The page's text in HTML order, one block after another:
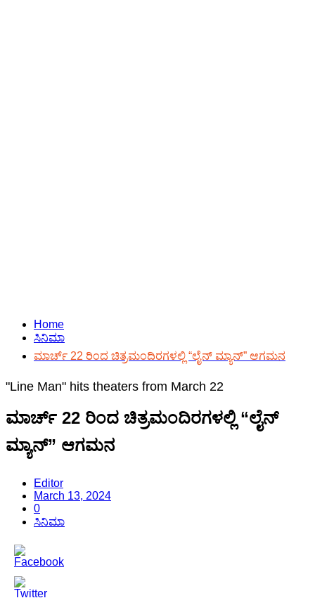
Home
ಸಿನಿಮಾ
ಮಾರ್ಚ್ 22 ರಿಂದ ಚಿತ್ರಮಂದಿರಗಳಲ್ಲಿ “ಲೈನ್ ಮ್ಯಾನ್” ಆಗಮನ
"Line Man" hits theaters from March 22
ಮಾರ್ಚ್ 22 ರಿಂದ ಚಿತ್ರಮಂದಿರಗಳಲ್ಲಿ “ಲೈನ್
ಮ್ಯಾನ್” ಆಗಮನ
Editor
March 13, 2024
0
ಸಿನಿಮಾ